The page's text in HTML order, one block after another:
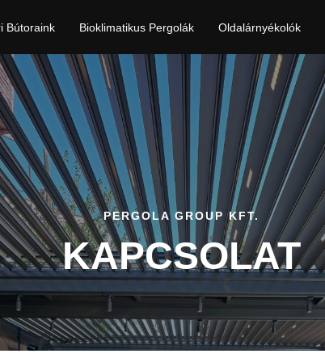
Bútoraink Bioklimatikus Pergolák Oldalárnyékolók
PERGOLA GROUP KFT.
KAPCSOLAT